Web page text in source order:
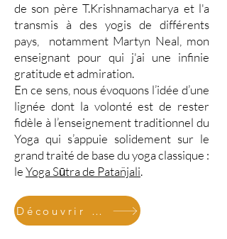
de son père T.Krishnamacharya et l'a
transmis à des yogis de différents
pays, notamment Martyn Neal, mon
enseignant pour qui j'ai une infinie
gratitude et admiration.
En ce sens, nous évoquons l’idée d’une
lignée dont la volonté est de rester
fidèle à l’enseignement traditionnel du
Yoga qui s’appuie solidement sur le
grand traité de base du yoga classique :
leYoga Sūtra de Patañjali.
Découvrir l'IFY